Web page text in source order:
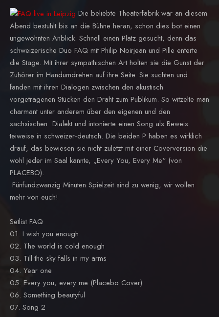
Die beliebte Theaterfabrik war an diesem
Abend bestuhlt bis an die Bühne heran, schon dies bot einen
ungewohnten Anblick. Schnell einen Platz gesucht, denn das
schweizerische Duo FAQ mit Philip Noirjean und Pille enterte
die Stage. Mit ihrer sympathischen Art holten sie die Gunst der
Zuhörer im Handumdrehen auf ihre Seite. Sie suchten und
fanden mit ihren Dialogen zwischen den akustisch
vorgetragenen Stücken den Draht zum Publikum. So witzelte man
charmant unter anderem über den eigenen und den
sächsischen Dialekt und intonierte einen Song als Beweis
teiweise in schweizer-deutsch. Die beiden P haben es wirklich
drauf, das bewiesen sie nicht zuletzt mit einer Coverversion die
wohl jeder im Saal kannte, „Every You, Every Me“ (von
PLACEBO).
Fünfundzwanzig Minuten Spielzeit sind zu wenig, wir wollen
mehr von euch!
Setlist FAQ
01. I wish you enough
02. The world is cold enough
03. Till the sky falls in my arms
04. Year one
05. Every you, every me (Placebo Cover)
06. Something beautyful
07. Song 2